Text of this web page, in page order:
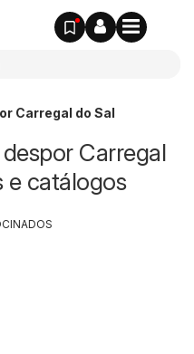
Carregal do Sal
Carregal
e catálogos